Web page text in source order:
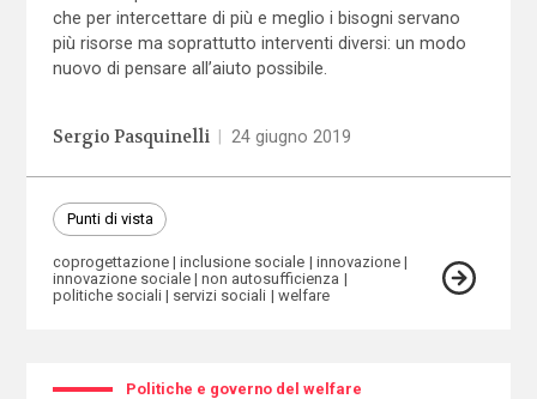
che per intercettare di più e meglio i bisogni servano
più risorse ma soprattutto interventi diversi: un modo
nuovo di pensare all’aiuto possibile.
Sergio Pasquinelli 24 giugno 2019
Punti di vista
coprogettazione inclusione sociale
innovazione
innovazione sociale
non autosufficienza
politiche sociali
servizi sociali welfare
Politiche e governo del welfare